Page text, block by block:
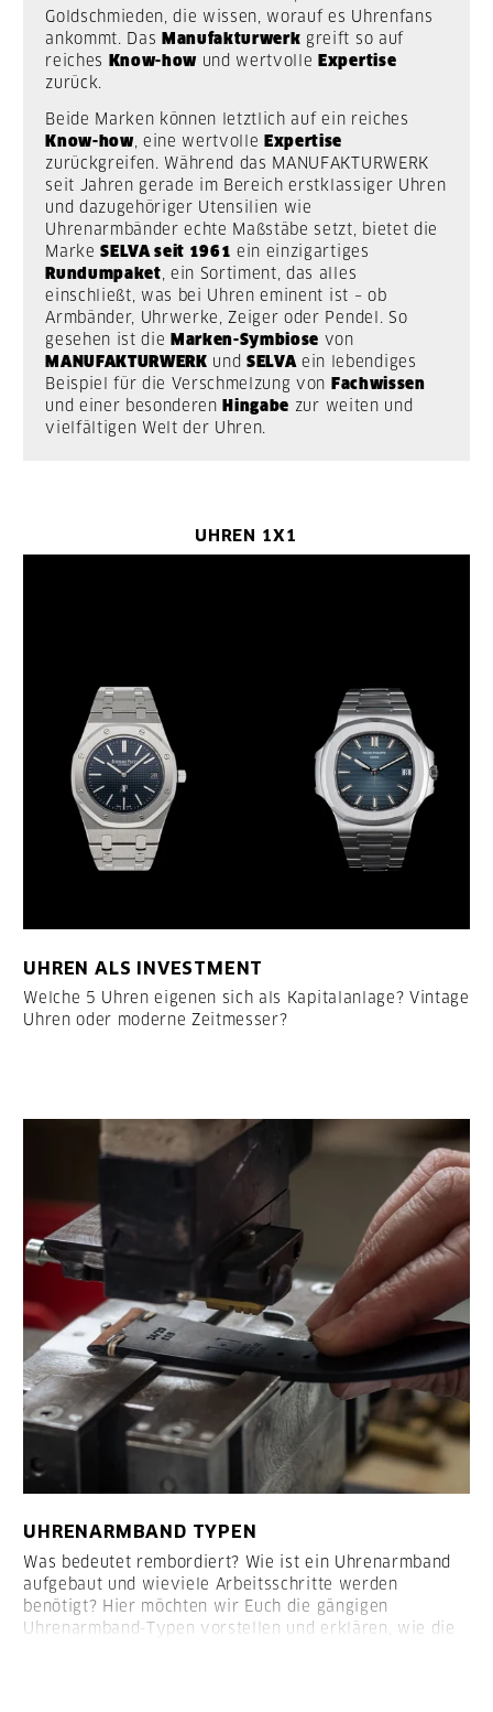
Goldschmieden, die wissen, worauf es Uhrenfans
ankommt. Das Manufakturwerk greift so auf
reiches Know-how und wertvolleExpertise
zurück.
Beide Marken können letztlich auf ein reiches
Know-how, eine wertvolle
Expertise
zurückgreifen. Während das MANUFAKTURWERK
seit Jahren gerade im Bereich erstklassiger Uhren
und dazugehöriger Utensilien wie
Uhrenarmbänder echte Maßstäbe setzt, bietet die
MarkeSELVA seit 1961 ein einzigartiges
Rundumpaket , ein Sortiment, das alles
einschließt, was bei Uhren eminent ist – ob
Armbänder, Uhrwerke, Zeiger oder Pendel. So
gesehen ist die Marken-Symbiose von
MANUFAKTURWERK undSELVA ein lebendiges
Beispiel für die Verschmelzung von
Fachwissen
und einer besonderen Hingabe zur weiten und
vielfältigen Welt der Uhren.
UHREN 1X1
UHREN ALS INVESTMENT
Welche 5 Uhren eigenen sich als Kapitalanlage? Vintage
Uhren oder moderne Zeitmesser?
UHRENARMBAND TYPEN
Was bedeutet rembordiert? Wie ist ein Uhrenarmband
aufgebaut und wieviele Arbeitsschritte werden
benötigt? Hier möchten wir Euch die gängigen
Uhrenarmband-Typen vorstellen und erklären, wie die